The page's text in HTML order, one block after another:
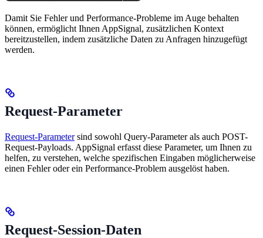
Damit Sie Fehler und Performance-Probleme im Auge behalten
können, ermöglicht Ihnen AppSignal, zusätzlichen Kontext
bereitzustellen, indem zusätzliche Daten zu Anfragen hinzugefügt
werden.
Request-Parameter
Request-Parametersind sowohl Query-Parameter als auch POST-
Request-Payloads. AppSignal erfasst diese Parameter, um Ihnen zu
helfen, zu verstehen, welche spezifischen Eingaben möglicherweise
einen Fehler oder ein Performance-Problem ausgelöst haben.
Request-Session-Daten